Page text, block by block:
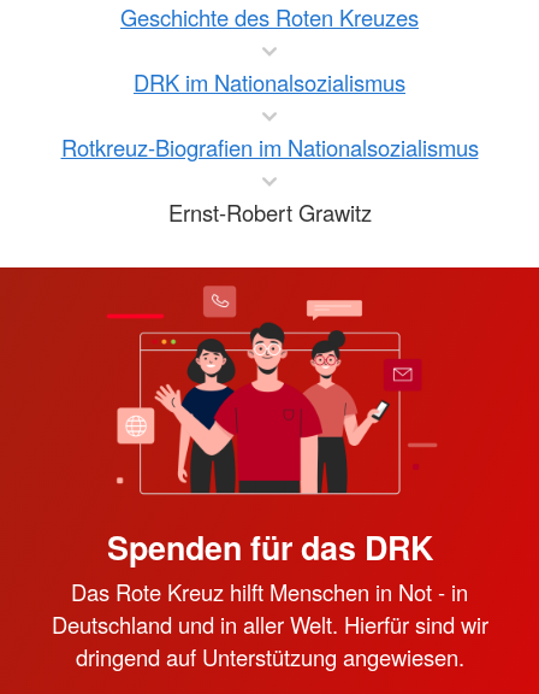
Geschichte des Roten Kreuzes
DRK im Nationalsozialismus
Rotkreuz-Biografien im Nationalsozialismus
Ernst-Robert Grawitz
Spenden für das DRK
Das Rote Kreuz hilft Menschen in Not - in
Deutschland und in aller Welt. Hierfür sind wir
dringend auf Unterstützung angewiesen.